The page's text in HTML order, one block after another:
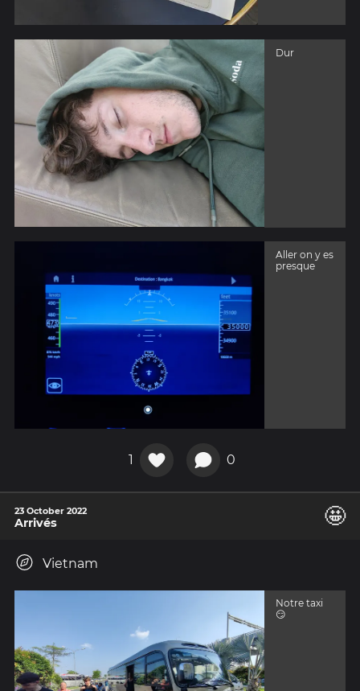
Dur
Aller on y es
presque
1 0
23 October 2022
Arrivés 🤩
Vietnam
Notre taxi
😏